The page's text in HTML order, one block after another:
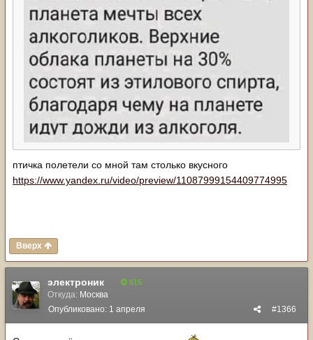
птичка полетели со мной там столько вкусного
https://www.yandex.ru/video/preview/11087999154409774995
Вверх
электроник 615
Откуда: Москва
#1366
Опубликовано: 1 апреля